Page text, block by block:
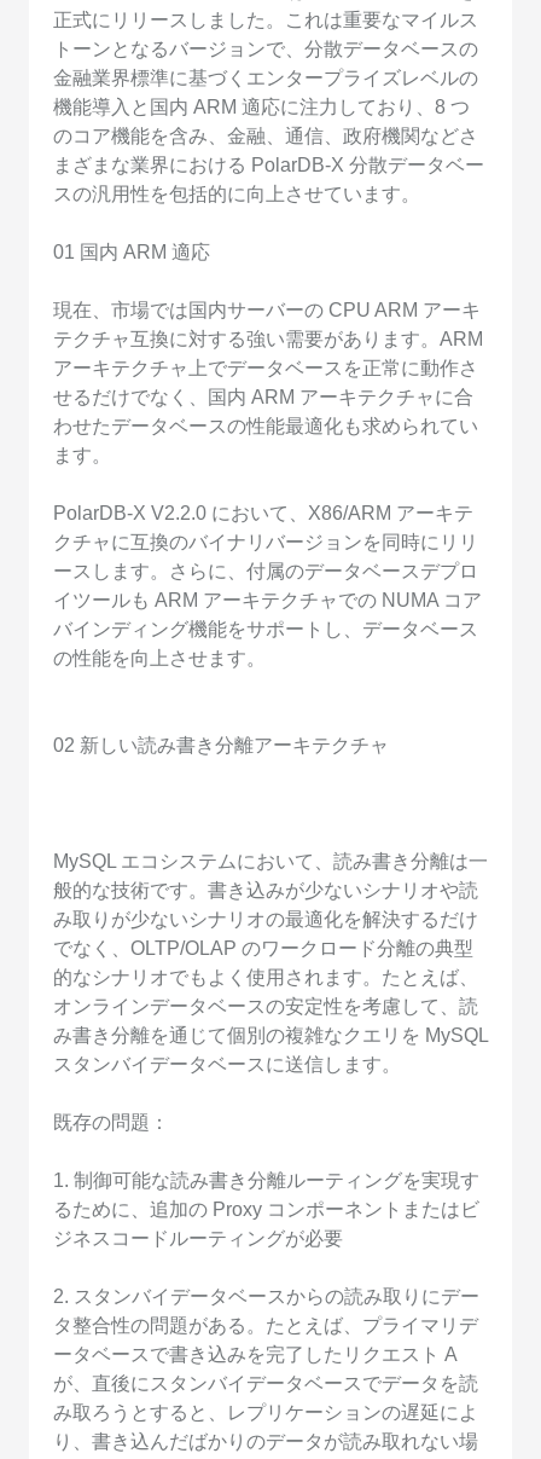
正式にリリースしました。これは重要なマイルス
トーンとなるバージョンで、分散データベースの
金融業界標準に基づくエンタープライズレベルの
機能導入と国内 ARM 適応に注力しており、8 つ
のコア機能を含み、金融、通信、政府機関などさ
まざまな業界における PolarDB-X 分散データベー
スの汎用性を包括的に向上させています。
01 国内 ARM 適応
現在、市場では国内サーバーの CPU ARM アーキ
テクチャ互換に対する強い需要があります。ARM
アーキテクチャ上でデータベースを正常に動作さ
せるだけでなく、国内 ARM アーキテクチャに合
わせたデータベースの性能最適化も求められてい
ます。
PolarDB-X V2.2.0 において、X86/ARM アーキテ
クチャに互換のバイナリバージョンを同時にリリ
ースします。さらに、付属のデータベースデプロ
イツールも ARM アーキテクチャでの NUMA コア
バインディング機能をサポートし、データベース
の性能を向上させます。
02 新しい読み書き分離アーキテクチャ
MySQL エコシステムにおいて、読み書き分離は一
般的な技術です。書き込みが少ないシナリオや読
み取りが少ないシナリオの最適化を解決するだけ
でなく、OLTP/OLAP のワークロード分離の典型
的なシナリオでもよく使用されます。たとえば、
オンラインデータベースの安定性を考慮して、読
み書き分離を通じて個別の複雑なクエリを MySQL
スタンバイデータベースに送信します。
既存の問題：
1. 制御可能な読み書き分離ルーティングを実現す
るために、追加の Proxy コンポーネントまたはビ
ジネスコードルーティングが必要
2. スタンバイデータベースからの読み取りにデー
タ整合性の問題がある。たとえば、プライマリデ
ータベースで書き込みを完了したリクエスト A
が、直後にスタンバイデータベースでデータを読
み取ろうとすると、レプリケーションの遅延によ
り、書き込んだばかりのデータが読み取れない場